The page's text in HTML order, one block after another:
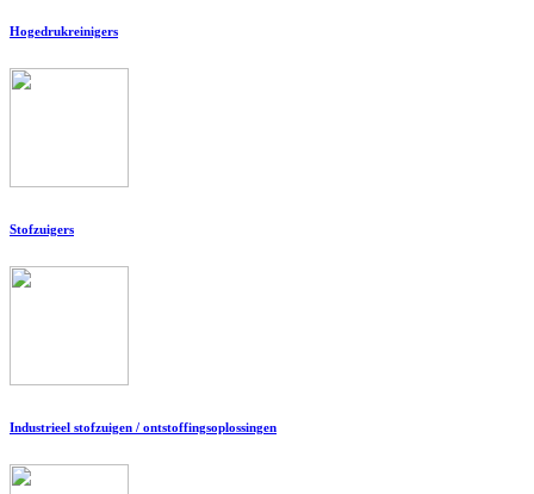
Hogedrukreinigers
Stofzuigers
Industrieel stofzuigen / ontstoffingsoplossingen